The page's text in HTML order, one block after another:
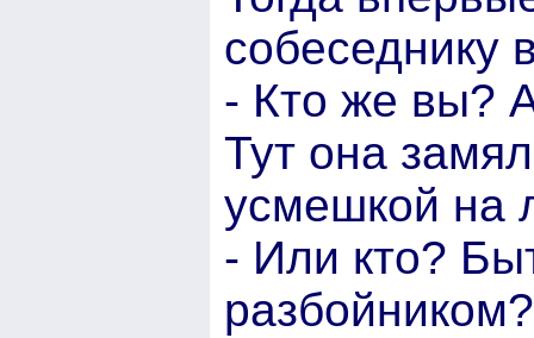
собеседнику
- Кто же вы?
Тут она
усмешкой на
- Или кто?